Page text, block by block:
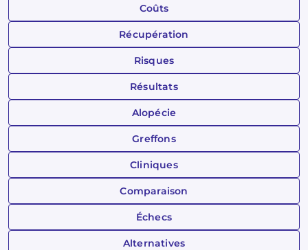
Coûts
Récupération
Risques
Résultats
Alopécie
Greffons
Cliniques
Comparaison
Échecs
Alternatives